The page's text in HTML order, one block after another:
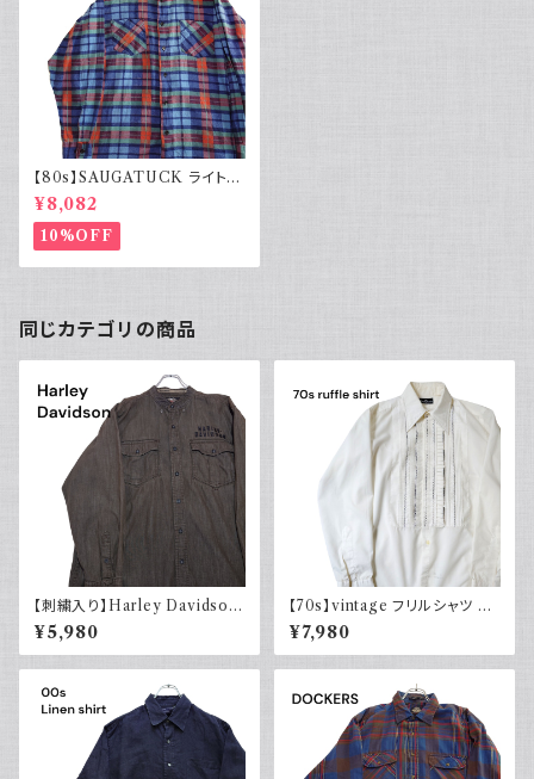
【80s】SAUGATUCK ライトネ
ルシャツ プリントネル チェック
ブルー
¥8,082
10%OFF
同じカテゴリの商品
【刺繍入り】Harley Davidson
ハーレーダビッドソン 長袖シャ
ツ 古着 ノーカラー
¥5,980
【70s】vintage フリルシャツ ヴ
ィンテージ古着 長袖シャツ ドレ
スシャツ 白 ホワイト系 1970年
代 レトロ
¥7,980